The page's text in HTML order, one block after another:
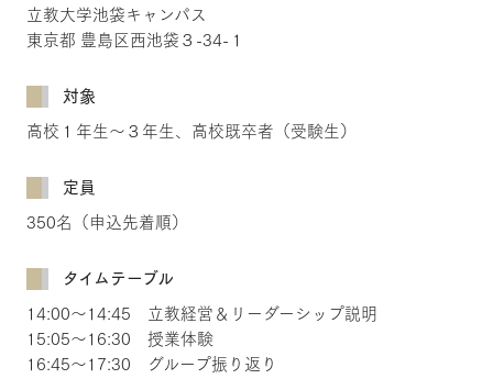
立教大学池袋キャンパス
東京都 豊島区西池袋３-34-１
対象
高校１年生～３年生、高校既卒者（受験生）
定員
350名（申込先着順）
タイムテーブル
14:00～14:45 立教経営＆リーダーシップ説明
15:05～16:30 授業体験
16:45～17:30 グループ振り返り